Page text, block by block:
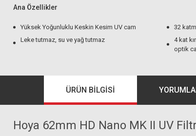
Ana Özellikler
Yüksek Yoğunluklu Keskin Kesim UV cam
32
Leke tutmaz, su ve yağ tutmaz
4 kat
optik
ÜRÜN BILGISI
Hoya 62mm HD Nano MK II UV